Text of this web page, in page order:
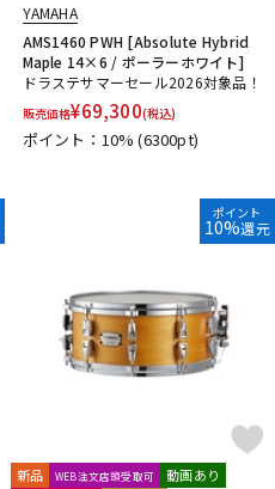
YAMAHA
AMS1460 PWH [Absolute Hybrid
Maple 14×6 / ポーラーホワイト]
ドラステサマーセール2026対象品！
販売価格¥69,300(税込)
ポイント：10%(6300pt)
ポイント
10%還元
新品 WEB注文店頭受取可
動画あり